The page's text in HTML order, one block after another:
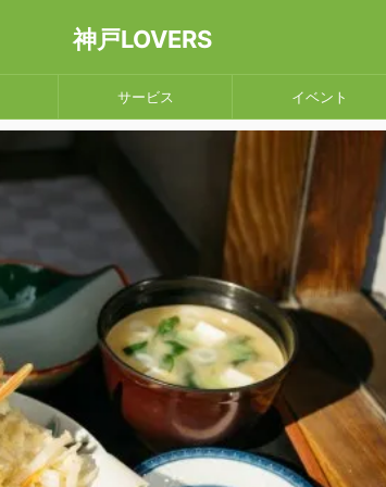
神戸LOVERS
サービス イベント